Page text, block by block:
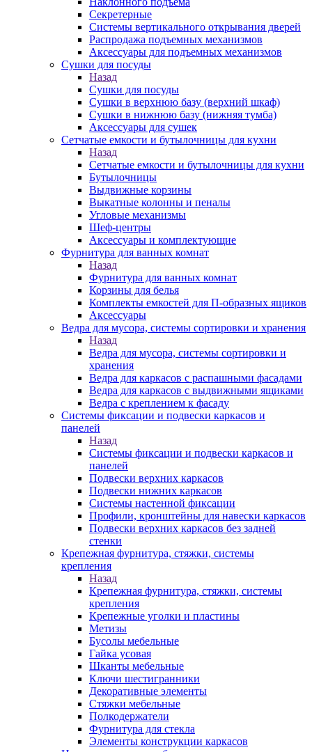
Секретерные
Системы вертикального открывания дверей
Распродажа подъемных механизмов
Аксессуары для подъемных механизмов
Сушки для посуды
Назад
Сушки для посуды
Сушки в верхнюю базу (верхний шкаф)
Сушки в нижнюю базу (нижняя тумба)
Аксессуары для сушек
Сетчатые емкости и бутылочницы для кухни
Назад
Сетчатые емкости и бутылочницы для кухни
Бутылочницы
Выдвижные корзины
Выкатные колонны и пеналы
Угловые механизмы
Шеф-центры
Аксессуары и комплектующие
Фурнитура для ванных комнат
Назад
Фурнитура для ванных комнат
Корзины для белья
Комплекты емкостей для П-образных ящиков
Аксессуары
Ведра для мусора, системы сортировки и хранения
Назад
Ведра для мусора, системы сортировки и
хранения
Ведра для каркасов с распашными фасадами
Ведра для каркасов с выдвижными ящиками
Ведра с креплением к фасаду
Системы фиксации и подвески каркасов и
панелей
Назад
Системы фиксации и подвески каркасов и
панелей
Подвески верхних каркасов
Подвески нижних каркасов
Системы настенной фиксации
Профили, кронштейны для навески каркасов
Подвески верхних каркасов без задней
стенки
Крепежная фурнитура, стяжки, системы
крепления
Назад
Крепежная фурнитура, стяжки, системы
крепления
Крепежные уголки и пластины
Метизы
Бусолы мебельные
Гайка усовая
Шканты мебельные
Ключи шестигранники
Декоративные элементы
Стяжки мебельные
Полкодержатели
Фурнитура для стекла
Элементы конструкции каркасов